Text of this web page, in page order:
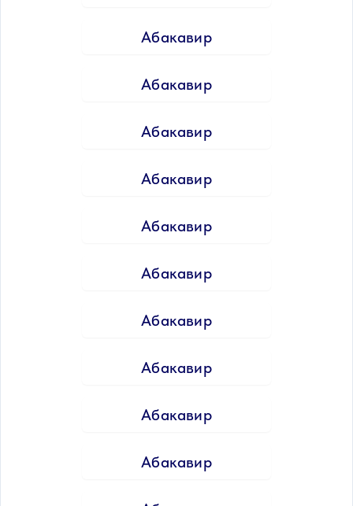
Абакавир
Абакавир
Абакавир
Абакавир
Абакавир
Абакавир
Абакавир
Абакавир
Абакавир
Абакавир